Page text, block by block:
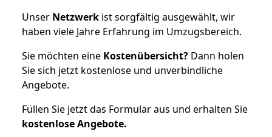
Unser Netzwerk ist sorgfältig ausgewählt, wir
haben viele Jahre Erfahrung im Umzugsbereich.
Sie möchten eine Kostenübersicht? Dann holen
Sie sich jetzt kostenlose und unverbindliche
Angebote.
Füllen Sie jetzt das Formular aus und erhalten Sie
kostenloseAngebote.